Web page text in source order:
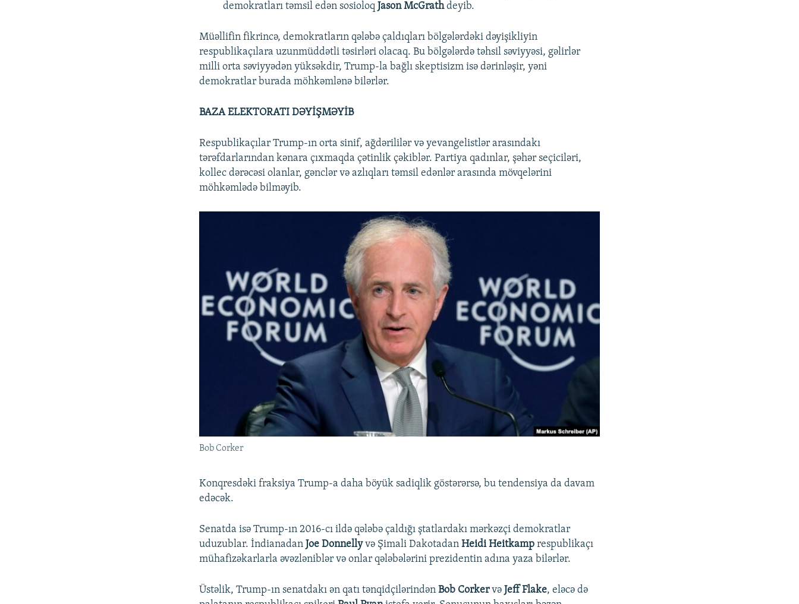
demokratları təmsil edən sosioloqJason McGrathdeyib.
Müəllifin fikrincə, demokratların qələbə çaldıqları bölgələrdəki dəyişikliyin
respublikaçılara uzunmüddətli təsirləri olacaq. Bu bölgələrdə təhsil səviyyəsi, gəlirlər
milli orta səviyyədən yüksəkdir, Trump-la bağlı skeptisizm isə dərinləşir, yəni
demokratlar burada möhkəmlənə bilərlər.
BAZA ELEKTORATI DƏYİŞMƏYİB
Respublikaçılar Trump-ın orta sinif, ağdərililər və yevangelistlər arasındakı
tərəfdarlarından kənara çıxmaqda çətinlik çəkiblər. Partiya qadınlar, şəhər seçiciləri,
kollec dərəcəsi olanlar, gənclər və azlıqları təmsil edənlər arasında mövqelərini
möhkəmlədə bilməyib.
Bob Corker
Konqresdəki fraksiya Trump-a daha böyük sadiqlik göstərərsə, bu tendensiya da davam
edəcək.
Senatda isə Trump-ın 2016-cı ildə qələbə çaldığı ştatlardakı mərkəzçi demokratlar
uduzublar. İndianadan Joe Donnellyvə Şimali DakotadanHeidi Heitkamp respublikaçı
mühafizəkarlarla əvəzləniblər və onlar qələbələrini prezidentin adına yaza bilərlər.
Üstəlik, Trump-ın senatdakı ən qatı tənqidçilərindənBob Corkervə Jeff Flake, eləcə də